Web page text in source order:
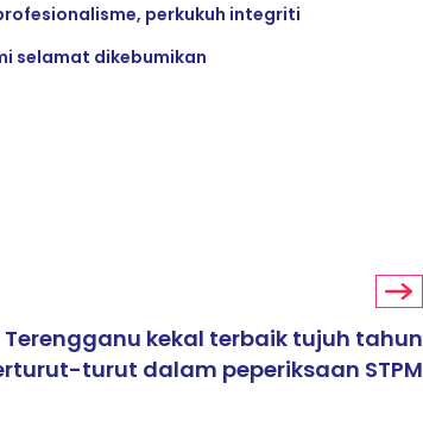
perkukuh integriti
selamat dikebumikan
Terengganu kekal terbaik tujuh tahun
turut dalam peperiksaan STPM